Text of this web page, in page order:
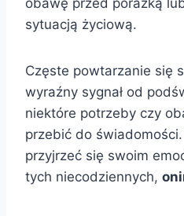
obawę przed porażką
sytuacją życiową.
Częste powtarzanie się
wyraźny sygnał od
niektóre potrzeby czy
przebić do
przyjrzeć się swoim
tych niecodziennych,